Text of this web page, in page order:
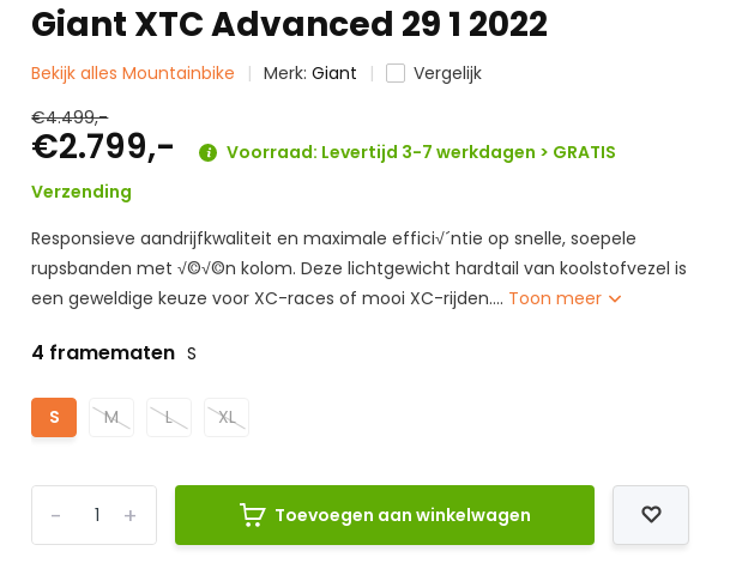
Giant XTC Advanced 29 1 2022
Bekijk alles Mountainbike Merk:Giant
Vergelijk
€4.499,-
€2.799,-
Voorraad: Levertijd 3-7 werkdagen > GRATIS
Verzending
Responsieve aandrijfkwaliteit en maximale effici√´ntie op snelle, soepele
rupsbanden met √©√©n kolom. Deze lichtgewicht hardtail van koolstofvezel is
een geweldige keuze voor XC-races of mooi XC-rijden.... Toon meer
4 framematen S
S M L XL
+
- Toevoegen aan winkelwagen